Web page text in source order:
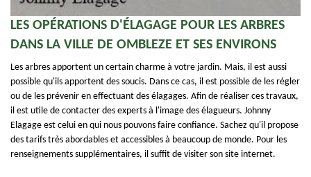
LES OPÉRATIONS D'ÉLAGAGE POUR LES ARBRES
DANS LA VILLE DE OMBLEZE ET SES ENVIRONS
Les arbres apportent un certain charme à votre jardin. Mais, il est aussi
possible qu'ils apportent des soucis. Dans ce cas, il est possible de les régler
ou de les prévenir en effectuant des élagages. Afin de réaliser ces travaux,
il est utile de contacter des experts à l'image des élagueurs. Johnny
Elagage est celui en qui nous pouvons faire confiance. Sachez qu'il propose
des tarifs très abordables et accessibles à beaucoup de monde. Pour les
renseignements supplémentaires, il suffit de visiter son site internet.